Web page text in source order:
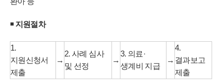
￭ 지원절차
1.
지원신청서
제출
→
2. 사례 심사
및 선정
→
3. 의료·
생계비 지급
→
4.
결과보고
제출